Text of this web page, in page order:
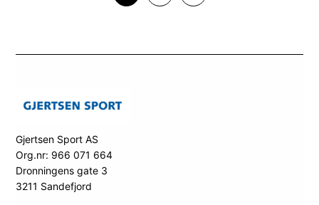
Gjertsen Sport AS
Org.nr: 966 071 664
Dronningens gate 3
3211 Sandefjord